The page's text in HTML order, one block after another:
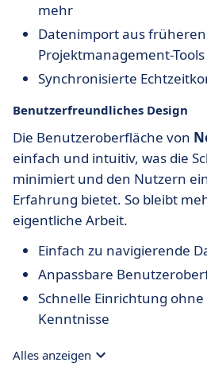
mehr
Datenimport aus früheren
Projektmanagement-Tools
Synchronisierte
Benutzerfreundliches Design
Die Benutzeroberfläche von
einfach und intuitiv, was die
minimiert und den Nutzern
Erfahrung bietet. So bleibt
eigentliche Arbeit.
Einfach zu navigierende
Anpassbare
Schnelle Einrichtung
Kenntnisse
Alles anzeigen